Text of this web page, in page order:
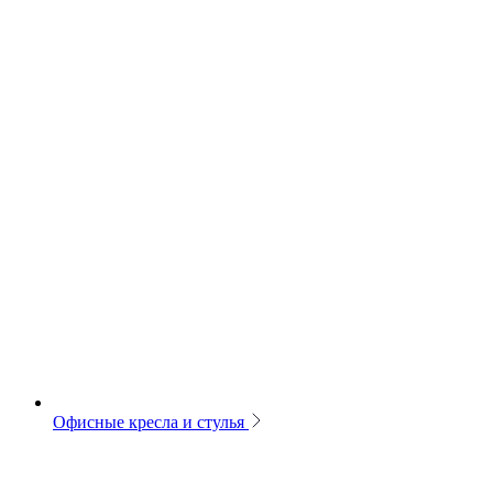
Офисные кресла и стулья